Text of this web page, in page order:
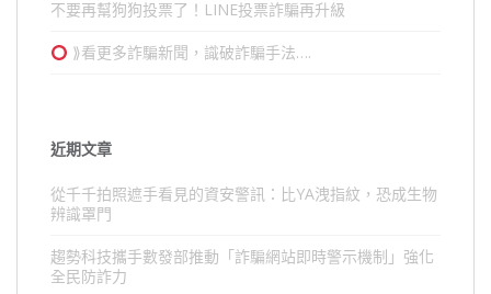
不要再幫狗狗投票了！LINE投票詐騙再升級
⟫看更多詐騙新聞，識破詐騙手法….
近期文章
從千千拍照遮手看見的資安警訊：比YA洩指紋，恐成生物
辨識罩門
趨勢科技攜手數發部推動「詐騙網站即時警示機制」強化
全民防詐力